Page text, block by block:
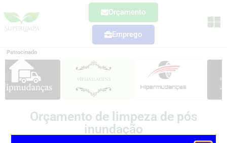
Orçamento
Emprego
Patrocinado
Orçamento de limpeza de pós
inundação